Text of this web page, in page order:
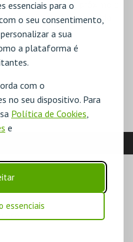
essenciais para o
o seu consentimento,
a sua
a plataforma é
com o
no seu dispositivo. Para
Política de Cookies
e
essenciais
ambiente íntimo, próximo e
canção ganha nova vida
das guitarras.